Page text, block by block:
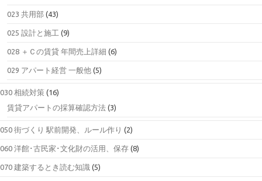
023 共用部 (43)
025 設計と施工 (9)
028 ＋Ｃの賃貸 年間売上詳細 (6)
029 アパート経営 一般他 (5)
030 相続対策 (16)
賃貸アパートの採算確認方法 (3)
050 街づくり 駅前開発、ルール作り (2)
060 洋館･古民家･文化財の活用、保存 (8)
070 建築するとき読む知識 (5)